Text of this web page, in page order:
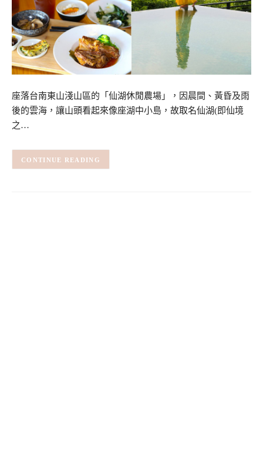
座落台南東山淺山區的「仙湖休閒農場」，因晨間、黃昏及雨
後的雲海，讓山頭看起來像座湖中小島，故取名仙湖(即仙境
之…
CONTINUE READING